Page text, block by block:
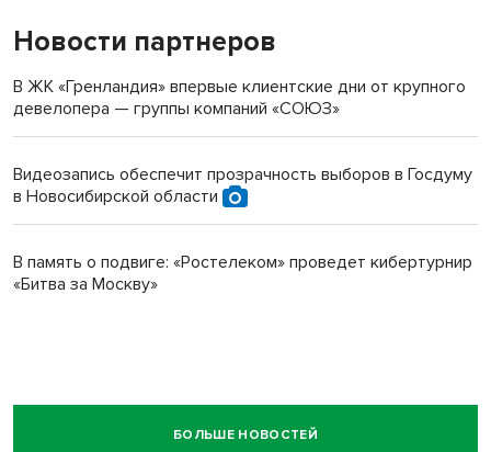
Новости партнеров
В ЖК «Гренландия» впервые клиентские дни от крупного
девелопера — группы компаний «СОЮЗ»
Видеозапись обеспечит прозрачность выборов в Госдуму
в Новосибирской области
В память о подвиге: «Ростелеком» проведет кибертурнир
«Битва за Москву»
БОЛЬШЕ НОВОСТЕЙ